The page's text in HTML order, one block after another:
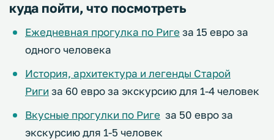
куда пойти, что посмотреть
Ежедневная прогулка по Риге за 15 евро за
одного человека
История, архитектура и легенды Старой
Риги за 60 евро за экскурсию для 1-4 человек
Вкусные прогулки по Риге за 50 евро за
экскурсию для 1-5 человек